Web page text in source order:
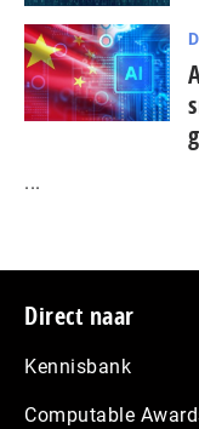
...
Footer
Direct naar
Kennisbank
Computable